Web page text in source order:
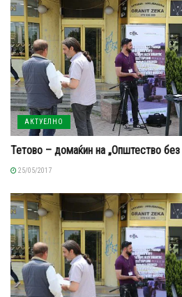
АКТУЕЛНО
Тетово – домаќин на „Општество без
25/05/2017